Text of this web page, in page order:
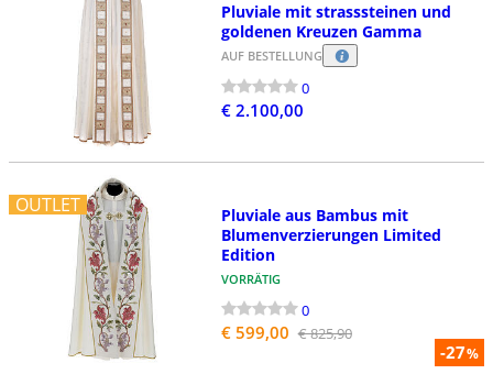
Pluviale mit strasssteinen und
goldenen Kreuzen Gamma
AUF BESTELLUNG
0
€ 2.100,00
OUTLET
-27%
Pluviale aus Bambus mit
Blumenverzierungen Limited
Edition
VORRÄTIG
0
€ 599,00 € 825,90